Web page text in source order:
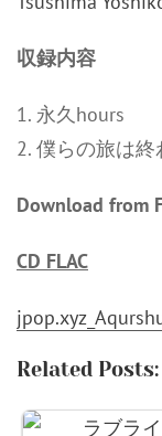
収録内容
1. 永久hours
2. 僕らの旅は終
Download from
CD FLAC
Related Posts: